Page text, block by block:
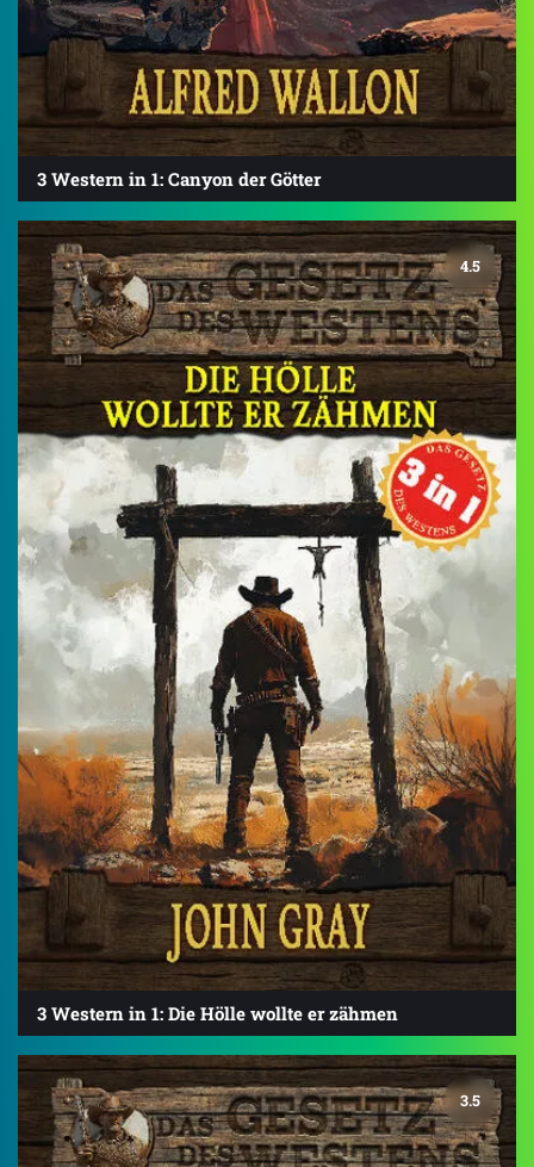
3 Western in 1: Canyon der Götter
4.5
3 Western in 1: Die Hölle wollte er zähmen
3.5